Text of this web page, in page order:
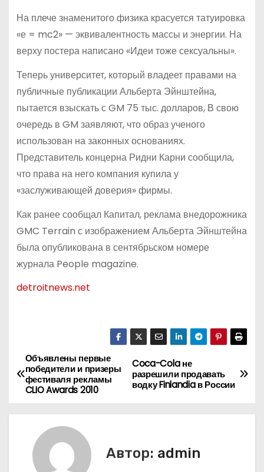
На плече знаменитого физика красуется татуировка
«е = mc2» — эквивалентность массы и энергии. На
верху постера написано «Идеи тоже сексуальны».
Теперь университет, который владеет правами на
публичные публикации Альберта Эйнштейна,
пытается взыскать с GM 75 тыс. долларов, В свою
очередь в GM заявляют, что образ ученого
использован на законных основаниях.
Представитель концерна Ридни Карни сообщила,
что права на него компания купила у
«заслуживающей доверия» фирмы.
Как ранее сообщал Капитал, реклама внедорожника
GMC Terrain с изображением Альберта Эйнштейна
была опубликована в сентябрьском номере
журнала People magazine.
detroitnews.net
Н
а
в
Coca-Cola не
разрешили продавать
водку Finlandia в России
Объявлены первые
победители и призеры
фестиваля рекламы
CLIO Awards 2010
Автор: admin